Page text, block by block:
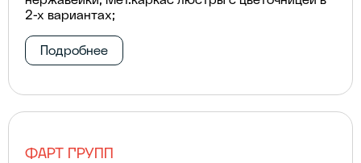
2-х вариантах;
Подробнее
ФАРТ ГРУПП